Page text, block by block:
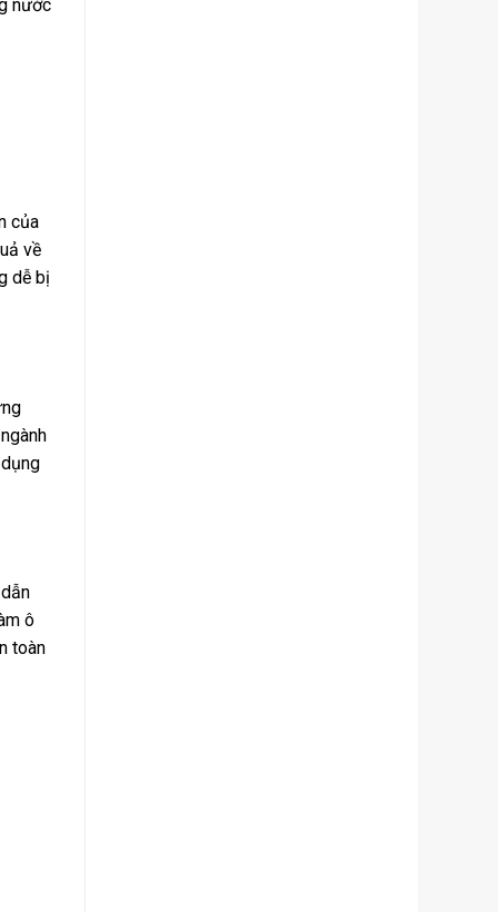
nước
của
về
dễ bị
ô
toàn